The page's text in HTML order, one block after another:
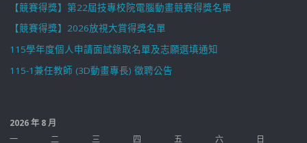
【競賽得獎】第22屆技專校院電腦動畫競賽得獎名單
【競賽得獎】2026放視大賞得獎名單
115學年度個人申請面試錄取名單及志願選填通知
115-1兼任教師 (3D動畫專長) 徵聘公告
2026 年 8 月
一
二 三 四 五 六
日